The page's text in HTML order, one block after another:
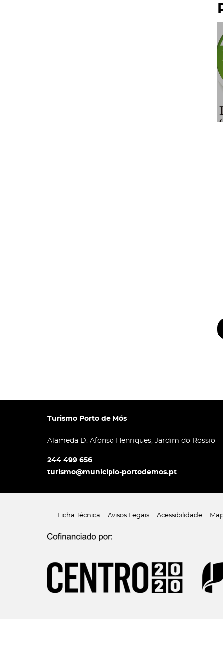
Turismo Porto de Mós
Alameda D. Afonso Henriques, Jardim do Rossio
244 499 656
turismo@municipio-portodemos.pt
Ficha Técnica Avisos Legais Acessibilidade